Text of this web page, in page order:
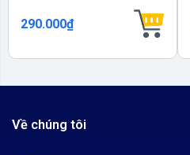
290.000₫
Về chúng tôi